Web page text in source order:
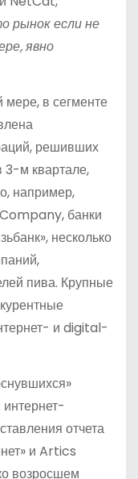
рынок если не
явно
мере, в сегменте
решивших
3-м квартале,
например,
банки
несколько
пива. Крупные
и digital-
отчета
и Artics
возросшем